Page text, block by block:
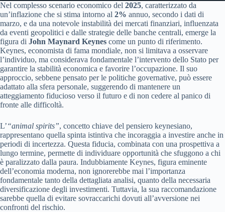
Nel complesso scenario economico del 2025, caratterizzato da
un’inflazione che si stima intorno al 2% annuo, secondo i dati di
marzo, e da una notevole instabilità dei mercati finanziari, influenzata
da eventi geopolitici e dalle strategie delle banche centrali, emerge la
figura di John Maynard Keynes come un punto di riferimento.
Keynes, economista di fama mondiale, non si limitava a osservare
l’individuo, ma considerava fondamentale l’intervento dello Stato per
garantire la stabilità economica e favorire l’occupazione. Il suo
approccio, sebbene pensato per le politiche governative, può essere
adattato alla sfera personale, suggerendo di mantenere un
atteggiamento fiducioso verso il futuro e di non cedere al panico di
fronte alle difficoltà.
L’“animal spirits”, concetto chiave del pensiero keynesiano,
rappresentano quella spinta istintiva che incoraggia a investire anche in
periodi di incertezza. Questa fiducia, combinata con una prospettiva a
lungo termine, permette di individuare opportunità che sfuggono a chi
è paralizzato dalla paura. Indubbiamente Keynes, figura eminente
dell’economia moderna, non ignorerebbe mai l’importanza
fondamentale tanto della dettagliata analisi, quanto della necessaria
diversificazione degli investimenti. Tuttavia, la sua raccomandazione
sarebbe quella di evitare sovraccarichi dovuti all’avversione nei
confronti del rischio.